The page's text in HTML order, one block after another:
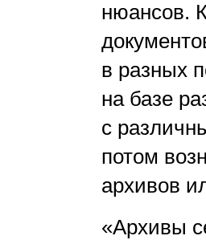
нюансов.
в разных
на базе
с
потом
архивов
«Архивы